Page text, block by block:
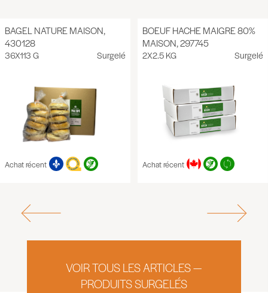
BAGEL NATURE MAISON,
430128
36X113 G Surgelé
Achat récent
BOEUF HACHE MAIGRE 80%
MAISON, 297745
2X2.5 KG Surgelé
Achat récent
VOIR TOUS LES ARTICLES —
PRODUITS SURGELÉS